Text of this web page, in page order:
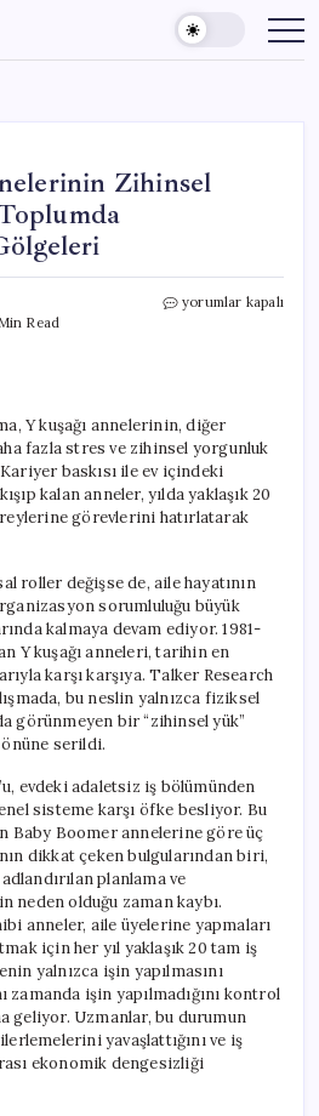
Zihinsel
Read
**
Modern
Toplumda
Tükenmişliğin
Gölgeleri
için
yorumlar kapalı
Y kuşağı annelerinin, diğer
fazla stres ve zihinsel yorgunluk
baskısı ile ev içindeki
kalan anneler, yılda yaklaşık 20
görevlerini hatırlatarak
roller değişse de, aile hayatının
sorumluluğu büyük
kalmaya devam ediyor. 1981-
Y kuşağı anneleri, tarihin en
karşı karşıya. Talker Research
bu neslin yalnızca fiziksel
görünmeyen bir “zihinsel yük”
serildi.
evdeki adaletsiz iş bölümünden
sisteme karşı öfke besliyor. Bu
Baby Boomer annelerine göre üç
dikkat çeken bulgularından biri,
planlama ve
olduğu zaman kaybı.
anneler, aile üyelerine yapmaları
için her yıl yaklaşık 20 tam iş
yalnızca işin yapılmasını
zamanda işin yapılmadığını kontrol
geliyor. Uzmanlar, bu durumun
yavaşlattığını ve iş
ekonomik dengesizliği